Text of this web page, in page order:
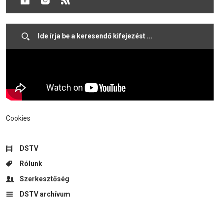
Cookies
DSTV
Rólunk
Szerkesztőség
DSTV archívum